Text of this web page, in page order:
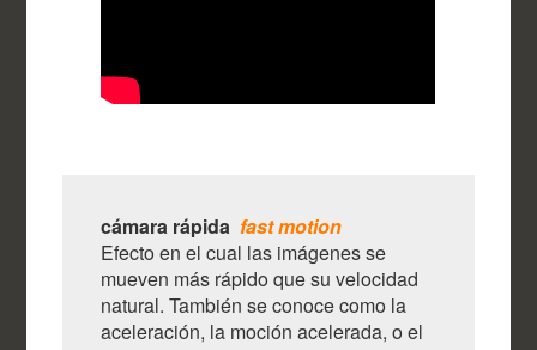
cámara rápida fast motion
Efecto en el cual las imágenes se
mueven más rápido que su velocidad
natural. También se conoce como la
aceleración, la moción acelerada, o el